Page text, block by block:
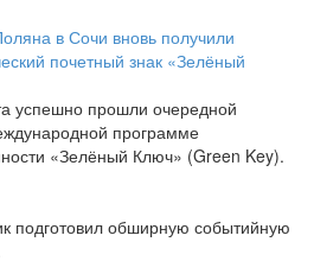
в Сочи вновь получили
почетный знак «Зелёный
успешно прошли очередной
программе
«Зелёный Ключ» (Green Key).